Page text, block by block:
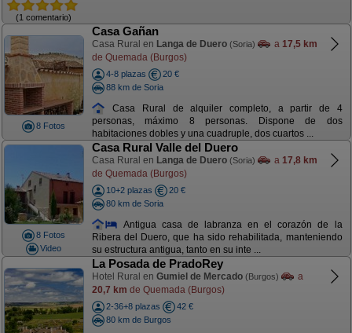
(1 comentario)
8 Fotos
Casa Gañan
Casa Rural en Langa de Duero (Soria) a 17,5 km
de Quemada (Burgos)
4-8 plazas
20 €
88 km de Soria
Casa Rural de alquiler completo, a partir de 4
personas, máximo 8 personas. Dispone de dos
habitaciones dobles y una cuadruple, dos cuartos ...
8 Fotos
Video
Casa Rural Valle del Duero
Casa Rural en Langa de Duero (Soria) a 17,8 km
de Quemada (Burgos)
10+2 plazas
20 €
80 km de Soria
Antigua casa de labranza en el corazón de la
Ribera del Duero, que ha sido rehabilitada, manteniendo
su estructura antigua, tanto en su inte ...
La Posada de PradoRey
Hotel Rural en Gumiel de Mercado (Burgos)
a
20,7 km de Quemada (Burgos)
2-36+8 plazas
42 €
80 km de Burgos